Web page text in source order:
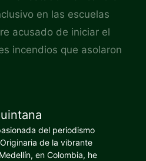
en las escuelas
acusado de iniciar el
incendios que asolaron
del periodismo
de la vibrante
en Colombia, he